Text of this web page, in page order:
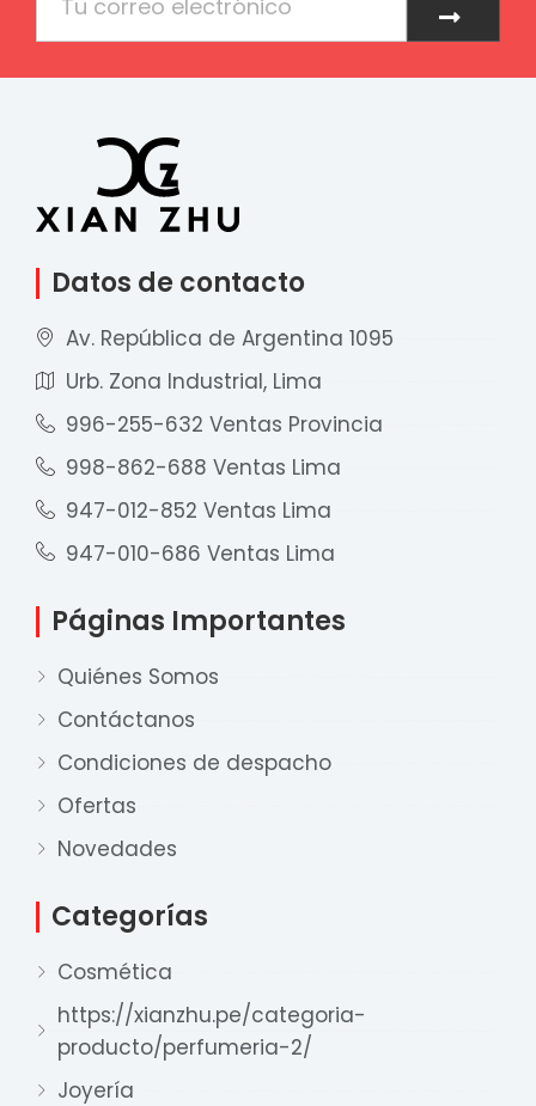
Datos de contacto
Av. República de Argentina 1095
Urb. Zona Industrial, Lima
996-255-632 Ventas Provincia
998-862-688 Ventas Lima
947-012-852 Ventas Lima
947-010-686 Ventas Lima
Páginas Importantes
Quiénes Somos
Contáctanos
Condiciones de despacho
Ofertas
Novedades
Categorías
Cosmética
https://xianzhu.pe/categoria-
producto/perfumeria-2/
Joyería
Nuestro equipo de ventas está aquí
ayudaremos con gusto!
Ventas Provincia
Xian Zhu
Disponible